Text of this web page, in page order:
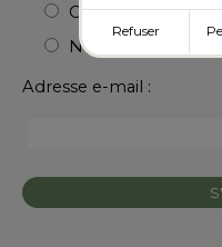
OUI
NON
Adresse e-mail :
Refuser